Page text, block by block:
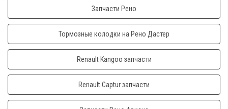
Запчасти Рено
Тормозные колодки на Рено Дастер
Renault Kangoo запчасти
Renault Captur запчасти